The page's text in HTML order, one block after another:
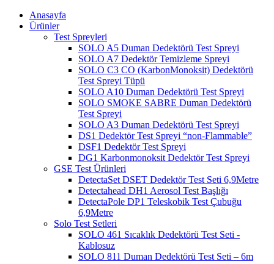
Anasayfa
Ürünler
Test Spreyleri
SOLO A5 Duman Dedektörü Test Spreyi
SOLO A7 Dedektör Temizleme Spreyi
SOLO C3 CO (KarbonMonoksit) Dedektörü
Test Spreyi Tüpü
SOLO A10 Duman Dedektörü Test Spreyi
SOLO SMOKE SABRE Duman Dedektörü
Test Spreyi
SOLO A3 Duman Dedektörü Test Spreyi
DS1 Dedektör Test Spreyi “non-Flammable”
DSF1 Dedektör Test Spreyi
DG1 Karbonmonoksit Dedektör Test Spreyi
GSE Test Ürünleri
DetectaSet DSET Dedektör Test Seti 6,9Metre
Detectahead DH1 Aerosol Test Başlığı
DetectaPole DP1 Teleskobik Test Çubuğu
6,9Metre
Solo Test Setleri
SOLO 461 Sıcaklık Dedektörü Test Seti -
Kablosuz
SOLO 811 Duman Dedektörü Test Seti – 6m